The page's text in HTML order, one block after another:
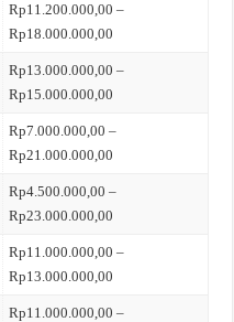
Rp11.200.000,00 –
Rp18.000.000,00
Rp13.000.000,00 –
Rp15.000.000,00
Rp7.000.000,00 –
Rp21.000.000,00
Rp4.500.000,00 –
Rp23.000.000,00
Rp11.000.000,00 –
Rp13.000.000,00
Rp11.000.000,00 –